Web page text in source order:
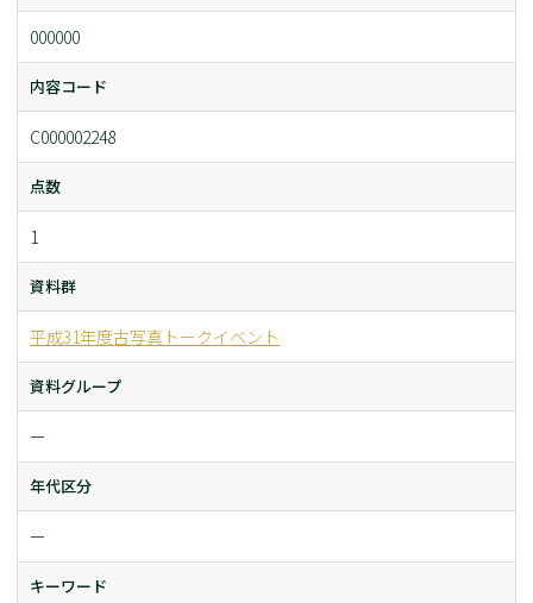
000000
内容コード
C000002248
点数
1
資料群
平成31年度古写真トークイベント
資料グループ
ー
年代区分
ー
キーワード